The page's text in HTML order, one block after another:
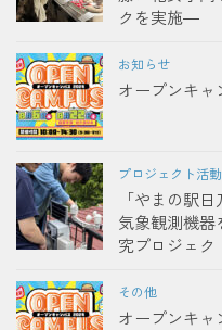
クを実施―
お知らせ
オープンキャ
プロジェクト活動
「やまの駅
気象観測機
究プロジェク
その他
オープンキャ